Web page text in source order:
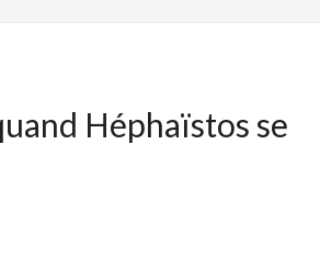
Héphaïstos se